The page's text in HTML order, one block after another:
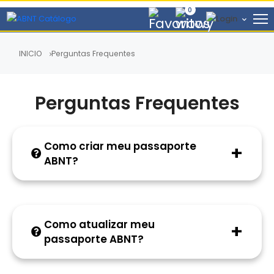
0
INICIO Perguntas Frequentes
Perguntas Frequentes
Como criar meu passaporte
ABNT?
Para criar seu Passaporte ABNT, clique no menu
em “salvar”.
Como atualizar meu
passaporte ABNT?
Para atualizar seu Passaporte ABNT, clique no menu